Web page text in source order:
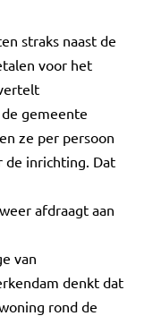
straks naast de
voor het
gemeente
ze per persoon
de inrichting. Dat
afdraagt aan
van
denkt dat
rond de